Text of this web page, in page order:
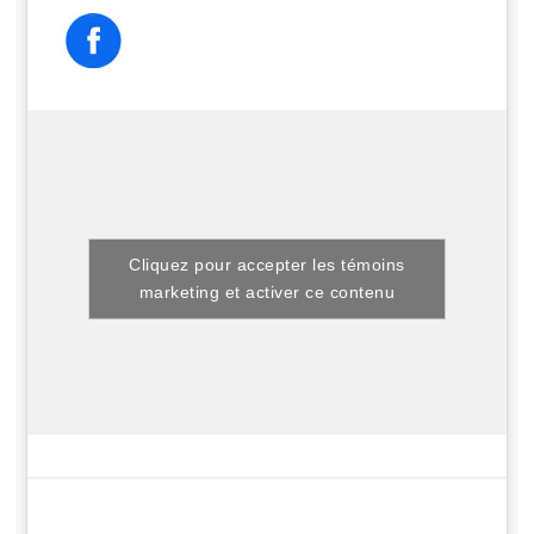
Cliquez pour accepter les témoins
marketing et activer ce contenu